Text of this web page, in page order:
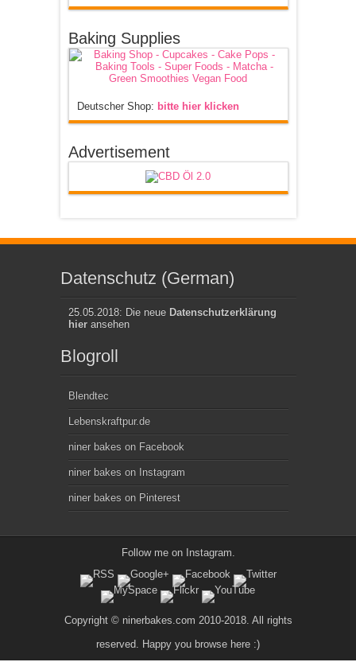
Baking Supplies
Deutscher Shop: bitte hier klicken
Advertisement
Datenschutz (German)
25.05.2018: Die neue Datenschutzerklärung
hieransehen
Blogroll
Blendtec
Lebenskraftpur.de
niner bakes on Facebook
niner bakes on Instagram
niner bakes on Pinterest
Follow me on Instagram.
Copyright © ninerbakes.com 2010-2018. All rights
reserved. Happy you browse here :)